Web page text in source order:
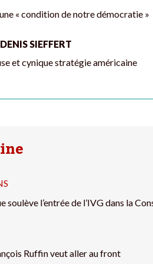
« condition de notre démocratie »
SIEFFERT
et cynique stratégie américaine
soulève l’entrée de l’IVG dans la
Ruffin veut aller au front